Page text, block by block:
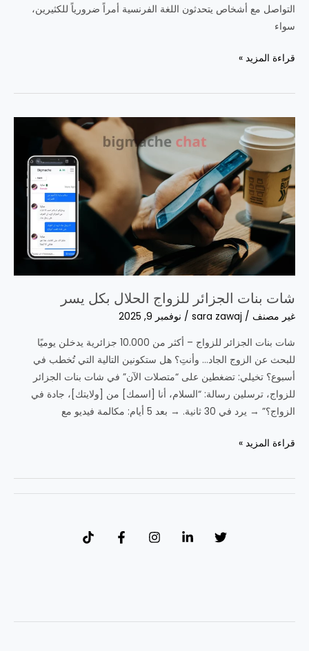
التواصل مع أشخاص يتحدثون اللغة الفرنسية أمراً ضرورياً للكثيرين،
سواء
شات
بدون
ومجاني
مع
BigMache.com
قراءة المزيد »
شات بنات الجزائر للزواج الحلال بكل يسر
غير مصنف /
sara zawaj
/ نوفمبر 9, 2025
شات بنات الجزائر للزواج – أكثر من 10.000 جزائرية يدخلن يوميًا
للبحث عن الزوج الجاد… وأنتِ؟ هل ستكونين التالية التي تُخطب في
أسبوع؟ تخيلي: تضغطين على “متصلات الآن” في شات بنات الجزائر
للزواج، ترسلين رسالة: “السلام، أنا [اسمك] من [ولايتك]، جادة في
الزواج؟” → يرد في 30 ثانية. → بعد 5 أيام: مكالمة فيديو مع
شات
الجزائر
للزواج
قراءة المزيد »